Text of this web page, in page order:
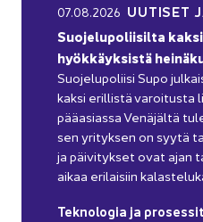
07.08.2026 UU­TI­SET
Suo­je­lu­po­lii­sil­ta
hyök­käyk­sis­tä
Suo­je­lu­po­lii­si Supo
kaksi eril­lis­tä va­roi­tus­ta
pää­asias­sa Ve­nä­jäl­tä
sen yri­tyk­sen on syytä
ja päi­vi­tyk­set ovat ajan
aikaa eri­lai­siin
Tek­no­lo­gia ja pro­ses­sit